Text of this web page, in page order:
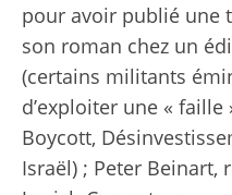
pour avoir publié une
son roman chez un
(certains militants
d’exploiter une «
Boycott,
Israël) ; Peter Beinart,